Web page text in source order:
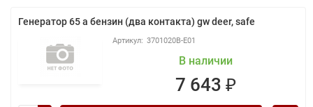
Генератор 65 а бензин (два контакта) gw deer, safe
3701020B-E01
В наличии
7 643 ₽